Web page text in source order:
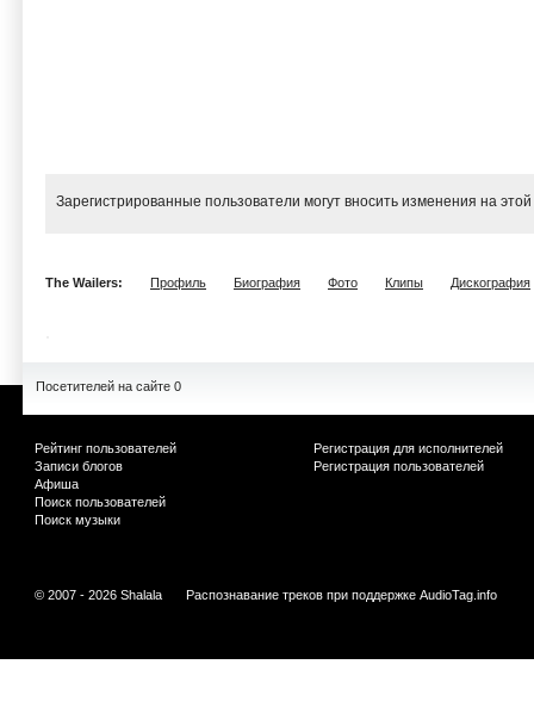
Зарегистрированные пользователи могут вносить изменения на
The Wailers: Профиль Биография Фото Клипы Дискография
Посетителей на сайте 0
Рейтинг пользователей
Записи блогов
Афиша
Поиск пользователей
Поиск музыки
Регистрация для исполнителей
Регистрация пользователей
© 2007 - 2026 Shalala Распознавание треков при поддержке AudioTag.info